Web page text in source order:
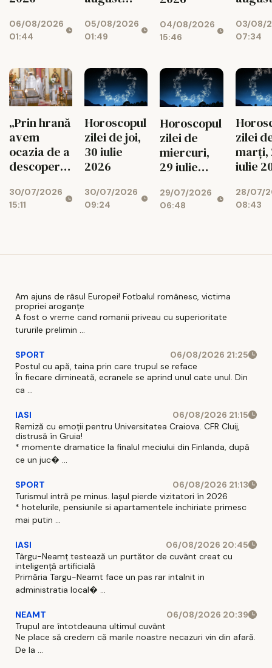
06/08/2026
01:44
05/08/2026
01:49
04/08/2026
15:46
03/08/
07:34
„Prin hrană
avem
ocazia de a
descoperi
Bunul
Dumnezeu”
30/07/2026
15:11
Horoscopul
zilei de joi,
30 iulie
2026
30/07/2026
09:24
Horoscopul
zilei de
miercuri,
29 iulie
29/07/2026
06:48
zilei
marți,
iulie
28/07/
08:43
Am ajuns de râsul Europei! Fotbalul românesc, victima
propriei aroganțe
A fost o vreme cand romanii priveau cu superioritate
tururile prelimin ...
SPORT
06/08/2026 21:25
Postul cu apă, taina prin care trupul se reface
În fiecare dimineată, ecranele se aprind unul cate unul. Din
ca ...
IASI
06/08/2026 21:15
Remiză cu emoții pentru Universitatea Craiova. CFR Cluij,
distrusă în Gruia!
* momente dramatice la finalul meciului din Finlanda, după
ce un juc� ...
SPORT
06/08/2026 21:13
Turismul intră pe minus. Iașul pierde vizitatori în 2026
* hotelurile, pensiunile si apartamentele inchiriate primesc
mai putin ...
IASI
06/08/2026 20:45
Târgu-Neamț testează un purtător de cuvânt creat cu
inteligență artificială
Primăria Targu-Neamt face un pas rar intalnit in
administratia local� ...
NEAMT
06/08/2026 20:39
Trupul are întotdeauna ultimul cuvânt
Ne place să credem că marile noastre necazuri vin din afară.
De la ...